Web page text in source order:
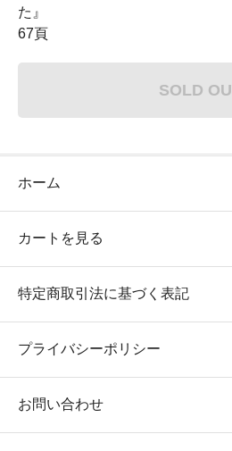
た』
67頁
SOLD
ホーム
カートを見る
特定商取引法に基づく表記
プライバシーポリシー
お問い合わせ